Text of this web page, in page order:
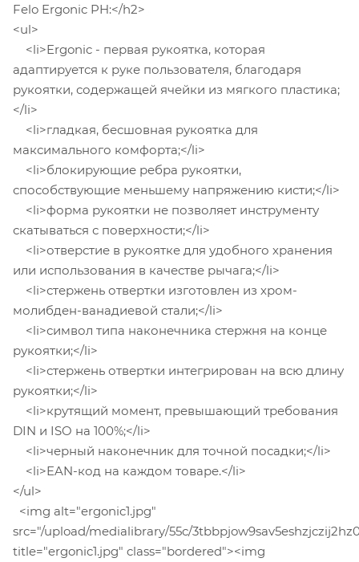
Felo Ergonic PH:</h2>
<ul>
<li>Ergonic - первая рукоятка, которая
адаптируется к руке пользователя, благодаря
рукоятки, содержащей ячейки из мягкого пластика;
</li>
<li>гладкая, бесшовная рукоятка для
максимального комфорта;</li>
<li>блокирующие ребра рукоятки,
способствующие меньшему напряжению кисти;</li>
<li>форма рукоятки не позволяет инструменту
скатываться с поверхности;</li>
<li>отверстие в рукоятке для удобного хранения
или использования в качестве рычага;</li>
<li>стержень отвертки изготовлен из хром-
молибден-ванадиевой стали;</li>
<li>символ типа наконечника стержня на конце
рукоятки;</li>
<li>стержень отвертки интегрирован на всю длину
рукоятки;</li>
<li>крутящий момент, превышающий требования
DIN и ISO на 100%;</li>
<li>черный наконечник для точной посадки;</li>
<li>EAN-код на каждом товаре.</li>
</ul>
<img alt="ergonic1.jpg"
src="/upload/medialibrary/55c/
title="ergonic1.jpg" class="bordered"><img